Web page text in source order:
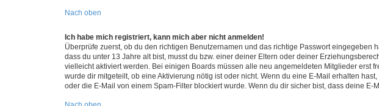
Nach oben
Ich habe mich registriert, kann mich aber nicht anmelden!
Überprüfe zuerst, ob du den richtigen Benutzernamen und das richtige Passwort eingegeben
dass du unter 13 Jahre alt bist, musst du bzw. einer deiner Eltern oder deiner
vielleicht aktiviert werden. Bei einigen Boards müssen alle neu angemeldeten Mitglieder erst
wurde dir mitgeteilt, ob eine Aktivierung nötig ist oder nicht. Wenn du eine E-Mail erhalten
oder die E-Mail von einem Spam-Filter blockiert wurde. Wenn du dir sicher bist, dass deine